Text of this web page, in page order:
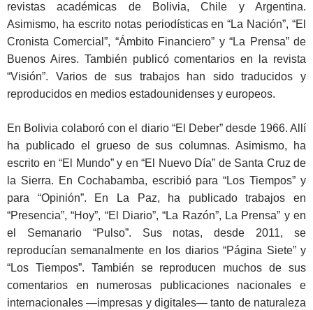
revistas académicas de Bolivia, Chile y Argentina.
Asimismo, ha escrito notas periodísticas en “La Nación”, “El
Cronista Comercial”, “Ámbito Financiero” y “La Prensa” de
Buenos Aires. También publicó comentarios en la revista
“Visión”. Varios de sus trabajos han sido traducidos y
reproducidos en medios estadounidenses y europeos.
En Bolivia colaboró con el diario “El Deber” desde 1966. Allí
ha publicado el grueso de sus columnas. Asimismo, ha
escrito en “El Mundo” y en “El Nuevo Día” de Santa Cruz de
la Sierra. En Cochabamba, escribió para “Los Tiempos” y
para “Opinión”. En La Paz, ha publicado trabajos en
“Presencia”, “Hoy”, “El Diario”, “La Razón”, La Prensa” y en
el Semanario “Pulso”. Sus notas, desde 2011, se
reproducían semanalmente en los diarios “Página Siete” y
“Los Tiempos”. También se reproducen muchos de sus
comentarios en numerosas publicaciones nacionales e
internacionales —impresas y digitales— tanto de naturaleza